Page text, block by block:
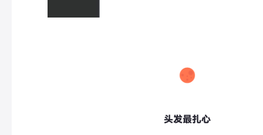
头发最扎心